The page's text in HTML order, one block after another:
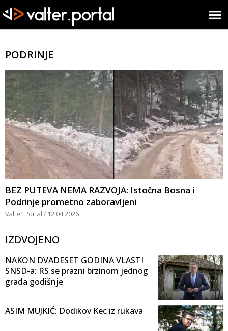
PODRINJE
BEZ PUTEVA NEMA RAZVOJA: Istočna Bosna i
Podrinje prometno zaboravljeni
Valter Portal 12.04.2026
IZDVOJENO
NAKON DVADESET GODINA VLASTI
SNSD-a: RS se prazni brzinom jednog
grada godišnje
ASIM MUJKIĆ: Dodikov Kec iz rukava